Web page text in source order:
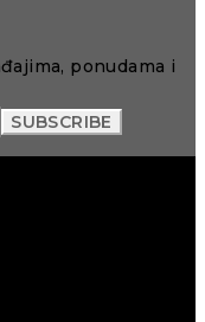
ponudama i